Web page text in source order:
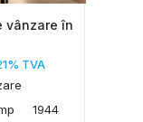
vânzare în
TVA
1944